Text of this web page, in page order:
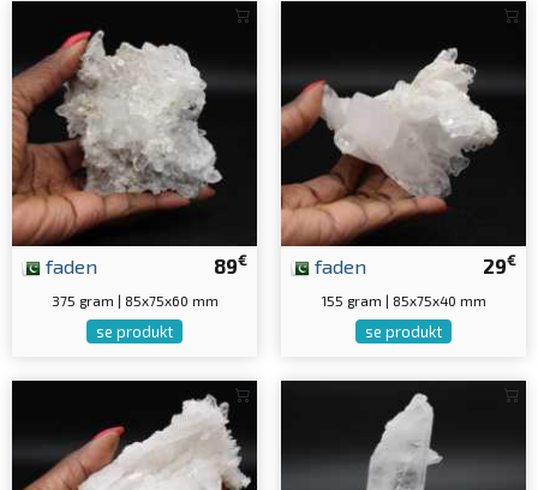
89€
faden
375 gram | 85x75x60 mm
se produkt
29€
faden
155 gram | 85x75x40 mm
se produkt